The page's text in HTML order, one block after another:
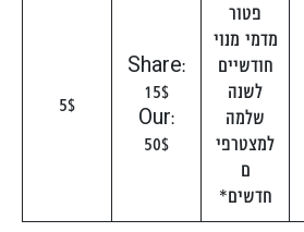
פטור
מדמי מנוי
חודשיים
לשנה
שלמה
למצטרפי
ם
חדשים*
Share:
15$
Our:
50$
5$